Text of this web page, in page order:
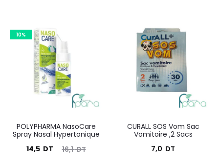
10%
POLYPHARMA NasoCare
Spray Nasal Hypertonique
16,1DT
Le
14,5 DT
Le
CURALL SOS Vom Sac
Vomitoire ,2 Sacs
7,0 DT